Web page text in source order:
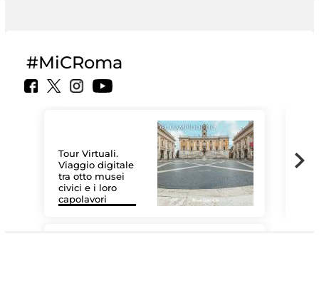
#MiCRoma
Tour Virtuali.
Viaggio digitale
tra otto musei
civici e i loro
capolavori